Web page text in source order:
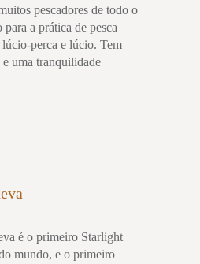
pescadores de todo o
a prática de pesca
perca e lúcio. Tem
e uma tranquilidade
é o primeiro Starlight
mundo, e o primeiro